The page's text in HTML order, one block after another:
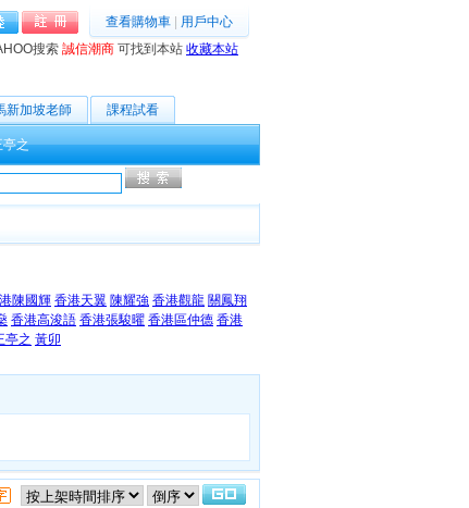
查看購物車
用戶中心
搜索 誠信潮商 可找到本站 收藏本站
新加坡老師 課程試看
亭之
陳國輝 香港天翼 陳耀強 香港觀龍 關鳳翔
香港高浚語 香港張駿曜 香港區仲德 香港
亭之 黃卯